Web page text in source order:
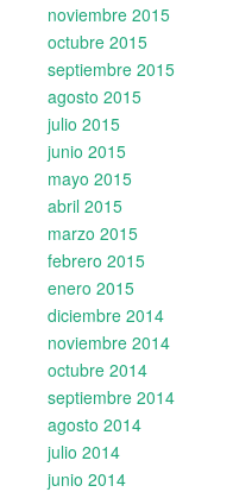
noviembre 2015
octubre 2015
septiembre 2015
agosto 2015
julio 2015
junio 2015
mayo 2015
abril 2015
marzo 2015
febrero 2015
enero 2015
diciembre 2014
noviembre 2014
octubre 2014
septiembre 2014
agosto 2014
julio 2014
junio 2014